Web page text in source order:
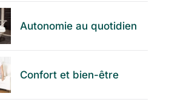
Autonomie au quotidien
Confort et bien-être